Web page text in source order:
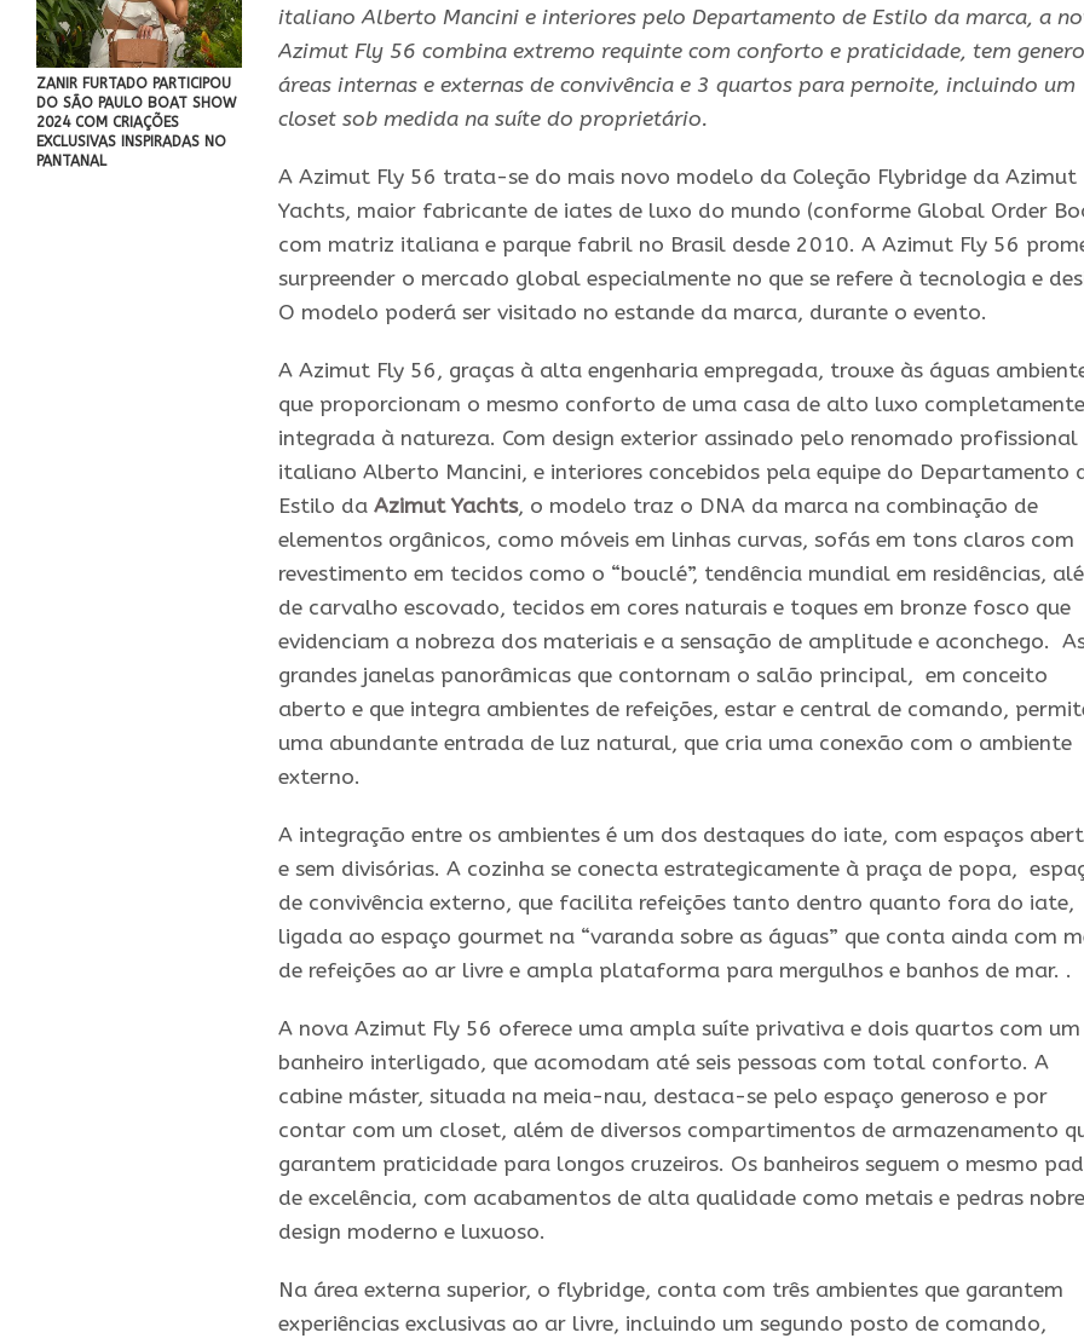
ZANIR FURTADO PARTICIPOU
DO SÃO PAULO BOAT SHOW
2024 COM CRIAÇÕES
EXCLUSIVAS INSPIRADAS NO
PANTANAL
italiano Alberto Mancini e interiores pelo Departamento de Estilo da marca, a
Azimut Fly 56 combina extremo requinte com conforto e praticidade, tem
áreas internas e externas de convivência e 3 quartos para pernoite, incluindo um
closet sob medida na suíte do proprietário.
A Azimut Fly 56 trata-se do mais novo modelo da Coleção Flybridge da Azimut
Yachts, maior fabricante de iates de luxo do mundo (conforme Global Order
com matriz italiana e parque fabril no Brasil desde 2010. A Azimut Fly 56
surpreender o mercado global especialmente no que se refere à tecnologia e
O modelo poderá ser visitado no estande da marca, durante o evento.
A Azimut Fly 56, graças à alta engenharia empregada, trouxe às águas
que proporcionam o mesmo conforto de uma casa de alto luxo completamente
integrada à natureza. Com design exterior assinado pelo renomado profissional
italiano Alberto Mancini, e interiores concebidos pela equipe do Departamento
Estilo da Azimut Yachts, o modelo traz o DNA da marca na combinação de
elementos orgânicos, como móveis em linhas curvas, sofás em tons claros com
revestimento em tecidos como o “bouclé”, tendência mundial em residências,
de carvalho escovado, tecidos em cores naturais e toques em bronze fosco que
evidenciam a nobreza dos materiais e a sensação de amplitude e aconchego.
grandes janelas panorâmicas que contornam o salão principal, em conceito
aberto e que integra ambientes de refeições, estar e central de comando,
uma abundante entrada de luz natural, que cria uma conexão com o ambiente
externo.
A integração entre os ambientes é um dos destaques do iate, com espaços
e sem divisórias. A cozinha se conecta estrategicamente à praça de popa,
de convivência externo, que facilita refeições tanto dentro quanto fora do iate,
ligada ao espaço gourmet na “varanda sobre as águas” que conta ainda com
de refeições ao ar livre e ampla plataforma para mergulhos e banhos de mar. .
A nova Azimut Fly 56 oferece uma ampla suíte privativa e dois quartos com um
banheiro interligado, que acomodam até seis pessoas com total conforto. A
cabine máster, situada na meia-nau, destaca-se pelo espaço generoso e por
contar com um closet, além de diversos compartimentos de armazenamento
garantem praticidade para longos cruzeiros. Os banheiros seguem o mesmo
de excelência, com acabamentos de alta qualidade como metais e pedras
design moderno e luxuoso.
Na área externa superior, o flybridge, conta com três ambientes que garantem
experiências exclusivas ao ar livre, incluindo um segundo posto de comando,